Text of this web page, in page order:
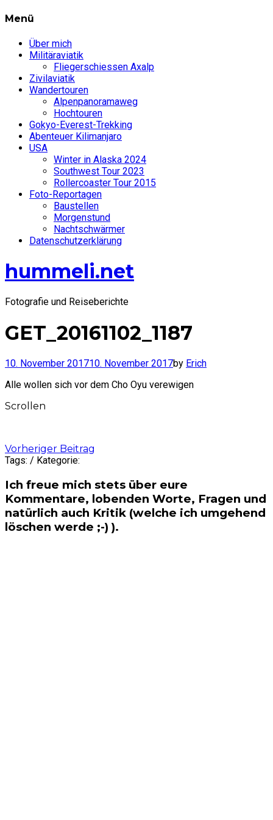
Menü
Über mich
Militäraviatik
Fliegerschiessen Axalp
Zivilaviatik
Wandertouren
Alpenpanoramaweg
Hochtouren
Gokyo-Everest-Trekking
Abenteuer Kilimanjaro
USA
Winter in Alaska 2024
Southwest Tour 2023
Rollercoaster Tour 2015
Foto-Reportagen
Baustellen
Morgenstund
Nachtschwärmer
Datenschutzerklärung
hummeli.net
Fotografie und Reiseberichte
GET_20161102_1187
10. November 201710. November 2017by Erich
Alle wollen sich vor dem Cho Oyu verewigen
Scrollen
Post
navigation
Vorheriger Beitrag
Tags: / Kategorie:
Ich freue mich stets über eure
Kommentare, lobenden Worte, Fragen und
natürlich auch Kritik (welche ich umgehend
löschen werde ;-) ).